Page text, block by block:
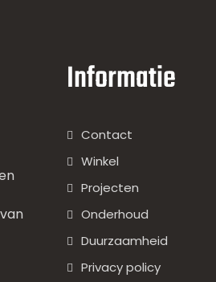
Informatie
Contact
Winkel
Projecten
Onderhoud
Duurzaamheid
Privacy policy